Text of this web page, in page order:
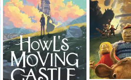
Flower-in-the-
Night is carried
off, Abdullah is
determined to
rescue her – if he
can find her.